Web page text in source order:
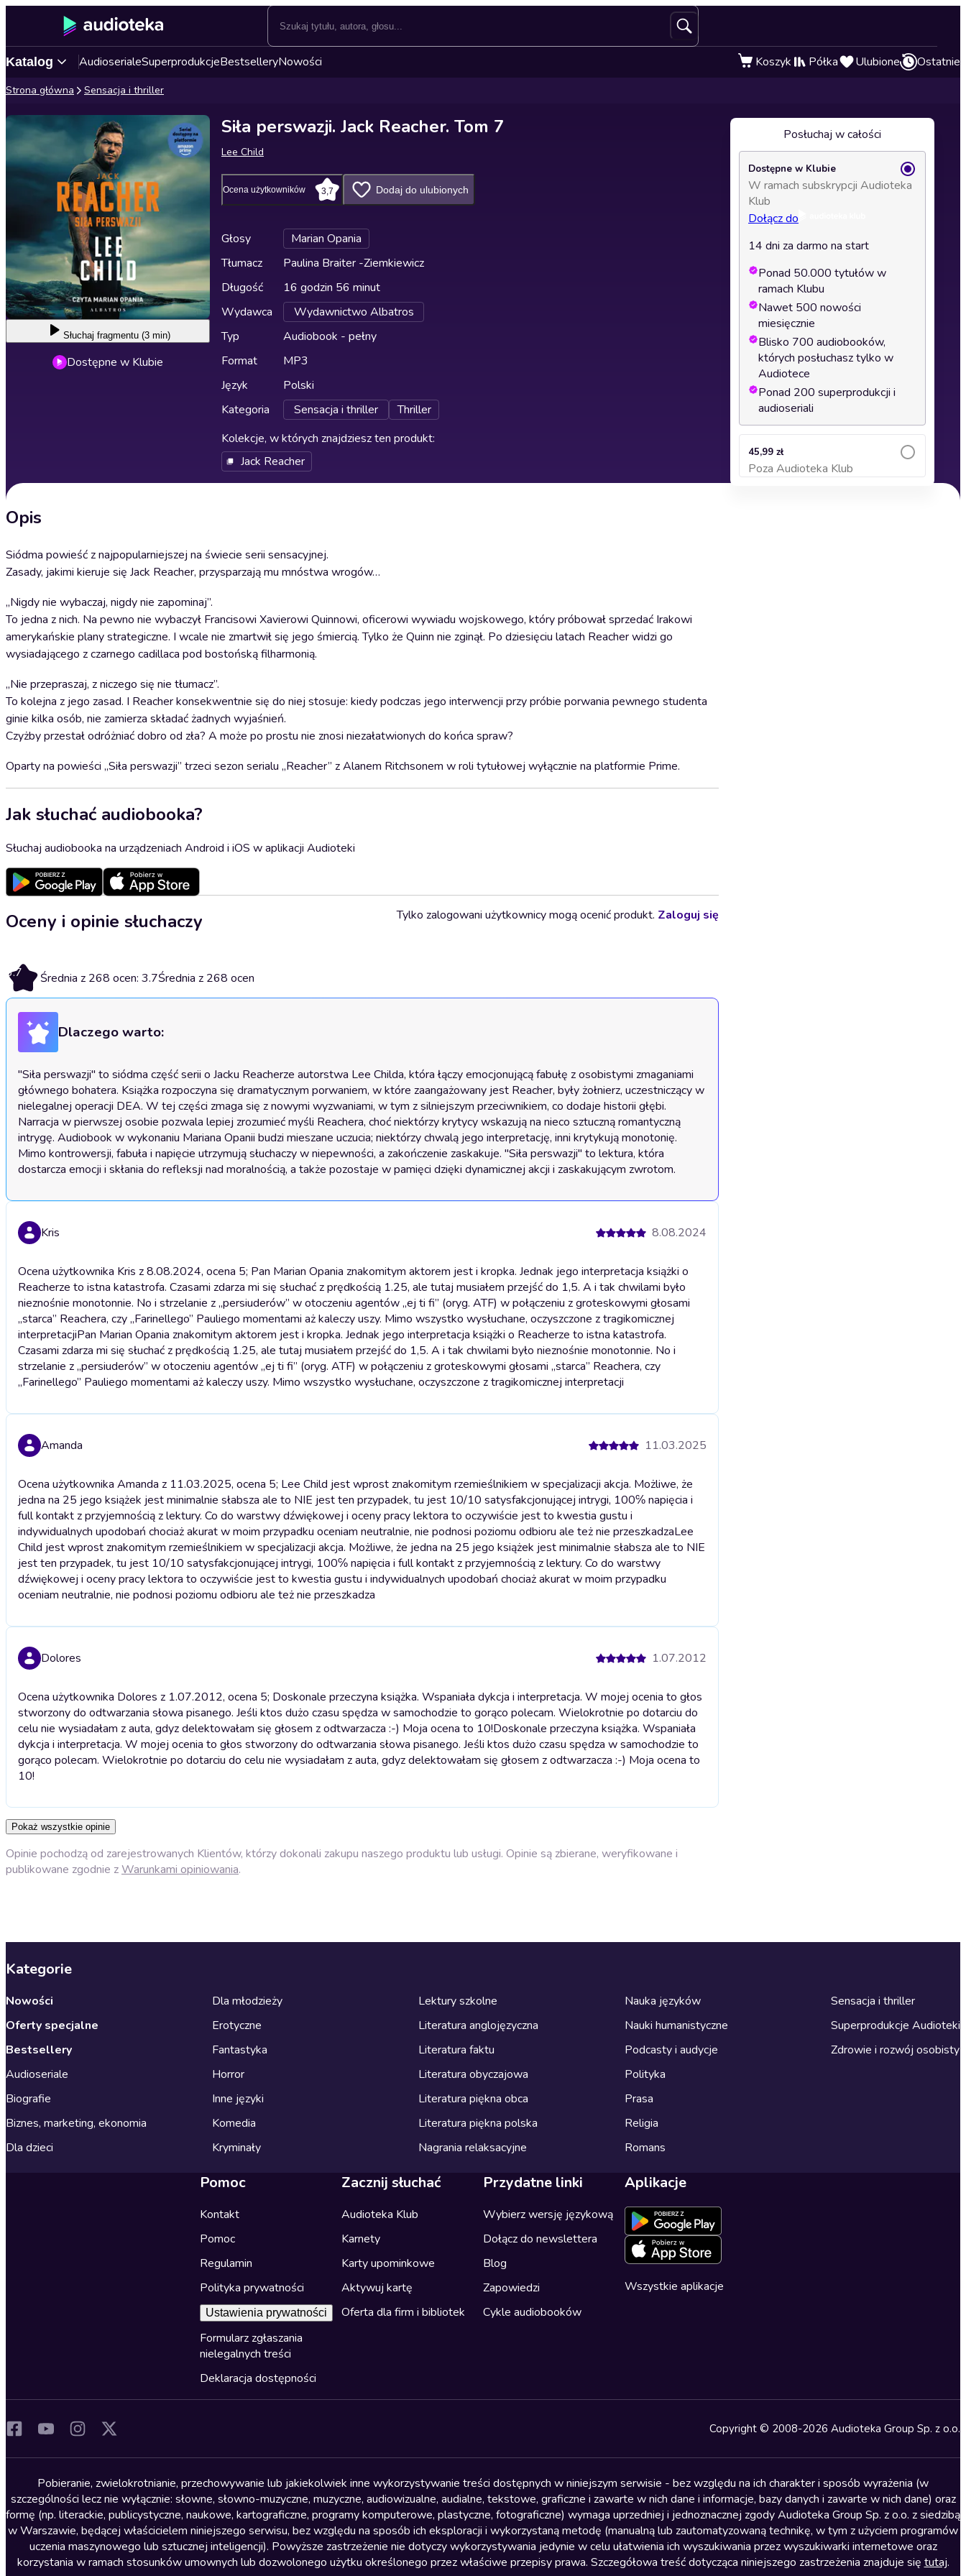
Katalog AudioserialeSuperprodukcjeBestselleryNowości Koszyk Półka Ulubione Ostatnie
Strona główna Sensacja i thriller
Słuchaj fragmentu (3 min)
Dostępne w Klubie
Siła perswazji. Jack Reacher. Tom 7
Lee Child
Ocena użytkowników 3,7 Dodaj do ulubionych
Głosy
Marian Opania
Tłumacz
Paulina Braiter -Ziemkiewicz
Długość
16 godzin 56 minut
Wydawca
Wydawnictwo Albatros
Typ
Audiobook - pełny
Format
MP3
Język
Polski
Kategoria
Sensacja i thriller
Thriller
Kolekcje, w których znajdziesz ten produkt:
Jack Reacher
Opis
Siódma powieść z najpopularniejszej na świecie serii sensacyjnej.
Zasady, jakimi kieruje się Jack Reacher, przysparzają mu mnóstwa wrogów…
„Nigdy nie wybaczaj, nigdy nie zapominaj”.
To jedna z nich. Na pewno nie wybaczył Francisowi Xavierowi Quinnowi, oficerowi wywiadu wojskowego, który próbował sprzedać Irakowi
amerykańskie plany strategiczne. I wcale nie zmartwił się jego śmiercią. Tylko że Quinn nie zginął. Po dziesięciu latach Reacher widzi go
wysiadającego z czarnego cadillaca pod bostońską filharmonią.
„Nie przepraszaj, z niczego się nie tłumacz”.
To kolejna z jego zasad. I Reacher konsekwentnie się do niej stosuje: kiedy podczas jego interwencji przy próbie porwania pewnego studenta
ginie kilka osób, nie zamierza składać żadnych wyjaśnień.
Czyżby przestał odróżniać dobro od zła? A może po prostu nie znosi niezałatwionych do końca spraw?
Oparty na powieści „Siła perswazji” trzeci sezon serialu „Reacher” z Alanem Ritchsonem w roli tytułowej wyłącznie na platformie Prime.
Jak słuchać audiobooka?
Słuchaj audiobooka na urządzeniach Android i iOS w aplikacji Audioteki
Oceny i opinie słuchaczy
3.7 Średnia z 268 ocen: 3.7Średnia z 268 ocen
Tylko zalogowani użytkownicy mogą ocenić produkt. Zaloguj się
Dlaczego warto:
"Siła perswazji" to siódma część serii o Jacku Reacherze autorstwa Lee Childa, która łączy emocjonującą fabułę z osobistymi zmaganiami
głównego bohatera. Książka rozpoczyna się dramatycznym porwaniem, w które zaangażowany jest Reacher, były żołnierz, uczestniczący w
nielegalnej operacji DEA. W tej części zmaga się z nowymi wyzwaniami, w tym z silniejszym przeciwnikiem, co dodaje historii głębi.
Narracja w pierwszej osobie pozwala lepiej zrozumieć myśli Reachera, choć niektórzy krytycy wskazują na nieco sztuczną romantyczną
intrygę. Audiobook w wykonaniu Mariana Opanii budzi mieszane uczucia; niektórzy chwalą jego interpretację, inni krytykują monotonię.
Mimo kontrowersji, fabuła i napięcie utrzymują słuchaczy w niepewności, a zakończenie zaskakuje. "Siła perswazji" to lektura, która
dostarcza emocji i skłania do refleksji nad moralnością, a także pozostaje w pamięci dzięki dynamicznej akcji i zaskakującym zwrotom.
Kris 8.08.2024
Ocena użytkownika Kris z 8.08.2024, ocena 5; Pan Marian Opania znakomitym aktorem jest i kropka. Jednak jego interpretacja książki o
Reacherze to istna katastrofa. Czasami zdarza mi się słuchać z prędkością 1.25, ale tutaj musiałem przejść do 1,5. A i tak chwilami było
nieznośnie monotonnie. No i strzelanie z „persiuderów” w otoczeniu agentów „ej ti fi” (oryg. ATF) w połączeniu z groteskowymi głosami
„starca” Reachera, czy „Farinellego” Pauliego momentami aż kaleczy uszy. Mimo wszystko wysłuchane, oczyszczone z tragikomicznej
interpretacjiPan Marian Opania znakomitym aktorem jest i kropka. Jednak jego interpretacja książki o Reacherze to istna katastrofa.
Czasami zdarza mi się słuchać z prędkością 1.25, ale tutaj musiałem przejść do 1,5. A i tak chwilami było nieznośnie monotonnie. No i
strzelanie z „persiuderów” w otoczeniu agentów „ej ti fi” (oryg. ATF) w połączeniu z groteskowymi głosami „starca” Reachera, czy
„Farinellego” Pauliego momentami aż kaleczy uszy. Mimo wszystko wysłuchane, oczyszczone z tragikomicznej interpretacji
Amanda 11.03.2025
Ocena użytkownika Amanda z 11.03.2025, ocena 5; Lee Child jest wprost znakomitym rzemieślnikiem w specjalizacji akcja. Możliwe, że
jedna na 25 jego książek jest minimalnie słabsza ale to NIE jest ten przypadek, tu jest 10/10 satysfakcjonującej intrygi, 100℅ napięcia i
full kontakt z przyjemnością z lektury. Co do warstwy dźwiękowej i oceny pracy lektora to oczywiście jest to kwestia gustu i
indywidualnych upodobań chociaż akurat w moim przypadku oceniam neutralnie, nie podnosi poziomu odbioru ale też nie przeszkadzaLee
Child jest wprost znakomitym rzemieślnikiem w specjalizacji akcja. Możliwe, że jedna na 25 jego książek jest minimalnie słabsza ale to NIE
jest ten przypadek, tu jest 10/10 satysfakcjonującej intrygi, 100℅ napięcia i full kontakt z przyjemnością z lektury. Co do warstwy
dźwiękowej i oceny pracy lektora to oczywiście jest to kwestia gustu i indywidualnych upodobań chociaż akurat w moim przypadku
oceniam neutralnie, nie podnosi poziomu odbioru ale też nie przeszkadza
Dolores 1.07.2012
Ocena użytkownika Dolores z 1.07.2012, ocena 5; Doskonale przeczyna książka. Wspaniała dykcja i interpretacja. W mojej ocenia to głos
stworzony do odtwarzania słowa pisanego. Jeśli ktos dużo czasu spędza w samochodzie to gorąco polecam. Wielokrotnie po dotarciu do
celu nie wysiadałam z auta, gdyz delektowałam się głosem z odtwarzacza :-) Moja ocena to 10!Doskonale przeczyna książka. Wspaniała
dykcja i interpretacja. W mojej ocenia to głos stworzony do odtwarzania słowa pisanego. Jeśli ktos dużo czasu spędza w samochodzie to
gorąco polecam. Wielokrotnie po dotarciu do celu nie wysiadałam z auta, gdyz delektowałam się głosem z odtwarzacza :-) Moja ocena to
10!
Pokaż wszystkie opinie
Opinie pochodzą od zarejestrowanych Klientów, którzy dokonali zakupu naszego produktu lub usługi. Opinie są zbierane, weryfikowane i
publikowane zgodnie zWarunkami opiniowania.
Posłuchaj w całości
Dostępne w Klubie
W ramach subskrypcji Audioteka
Klub
Dołącz do
14 dni za darmo na start
Ponad 50.000 tytułów w
ramach Klubu
Nawet 500 nowości
miesięcznie
Blisko 700 audiobooków,
których posłuchasz tylko w
Audiotece
Ponad 200 superprodukcji i
audioseriali
45,99 zł
Poza Audioteka Klub
Dodaj do koszyka
Kategorie
Nowości
Oferty specjalne
Bestsellery
Audioseriale
Biografie
Biznes, marketing, ekonomia
Dla dzieci
Dla młodzieży
Erotyczne
Fantastyka
Horror
Inne języki
Komedia
Kryminały
Lektury szkolne
Literatura anglojęzyczna
Literatura faktu
Literatura obyczajowa
Literatura piękna obca
Literatura piękna polska
Nagrania relaksacyjne
Nauka języków
Nauki humanistyczne
Podcasty i audycje
Polityka
Prasa
Religia
Romans
Sensacja i thriller
Superprodukcje Audioteki
Zdrowie i rozwój osobisty
Pomoc
Kontakt
Pomoc
Regulamin
Polityka prywatności
Ustawienia prywatności
Formularz zgłaszania
nielegalnych treści
Deklaracja dostępności
Zacznij słuchać
Audioteka Klub
Karnety
Karty upominkowe
Aktywuj kartę
Oferta dla firm i bibliotek
Przydatne linki
Wybierz wersję językową
Dołącz do newslettera
Blog
Zapowiedzi
Cykle audiobooków
Aplikacje
Wszystkie aplikacje
Copyright © 2008-2026 Audioteka Group Sp. z o.o.
Pobieranie, zwielokrotnianie, przechowywanie lub jakiekolwiek inne wykorzystywanie treści dostępnych w niniejszym serwisie - bez względu na ich charakter i sposób wyrażenia (w
szczególności lecz nie wyłącznie: słowne, słowno-muzyczne, muzyczne, audiowizualne, audialne, tekstowe, graficzne i zawarte w nich dane i informacje, bazy danych i zawarte w nich dane) oraz
formę (np. literackie, publicystyczne, naukowe, kartograficzne, programy komputerowe, plastyczne, fotograficzne) wymaga uprzedniej i jednoznacznej zgody Audioteka Group Sp. z o.o. z siedzibą
w Warszawie, będącej właścicielem niniejszego serwisu, bez względu na sposób ich eksploracji i wykorzystaną metodę (manualną lub zautomatyzowaną technikę, w tym z użyciem programów
uczenia maszynowego lub sztucznej inteligencji). Powyższe zastrzeżenie nie dotyczy wykorzystywania jedynie w celu ułatwienia ich wyszukiwania przez wyszukiwarki internetowe oraz
korzystania w ramach stosunków umownych lub dozwolonego użytku określonego przez właściwe przepisy prawa. Szczegółowa treść dotycząca niniejszego zastrzeżenia znajduje się tutaj.